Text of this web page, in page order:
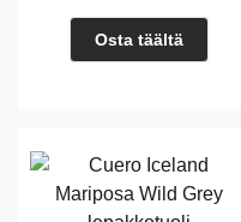
Osta täältä